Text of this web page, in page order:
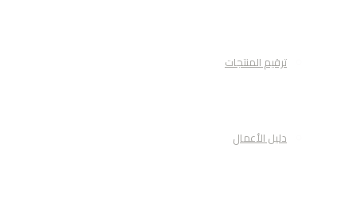
ترقيم المنتجات
دليل الأعمال